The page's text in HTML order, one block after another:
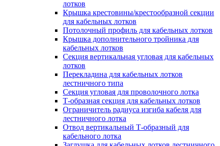
лотков
Крышка крестовины/крестообразной секции
для кабельных лотков
Потолочный профиль для кабельных лотков
Крышка дополнительного тройника для
кабельных лотков
Секция вертикальная угловая для кабельных
лотков
Перекладина для кабельных лотков
лестничного типа
Секция угловая для проволочного лотка
Т-образная секция для кабельных лотков
Ограничитель радиуса изгиба кабеля для
лестничного лотка
Отвод вертикальный Т-образный для
кабельного лотка